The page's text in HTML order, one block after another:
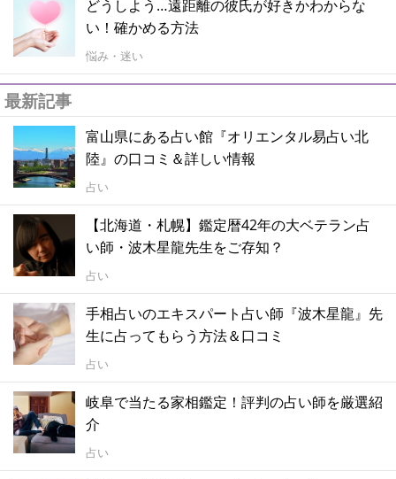
どうしよう…遠距離の彼氏が好きかわからな
い！確かめる方法
悩み・迷い
最新記事
富山県にある占い館『オリエンタル易占い北
陸』の口コミ＆詳しい情報
占い
【北海道・札幌】鑑定暦42年の大ベテラン占
い師・波木星龍先生をご存知？
占い
手相占いのエキスパート占い師『波木星龍』先
生に占ってもらう方法＆口コミ
占い
岐阜で当たる家相鑑定！評判の占い師を厳選紹
介
占い